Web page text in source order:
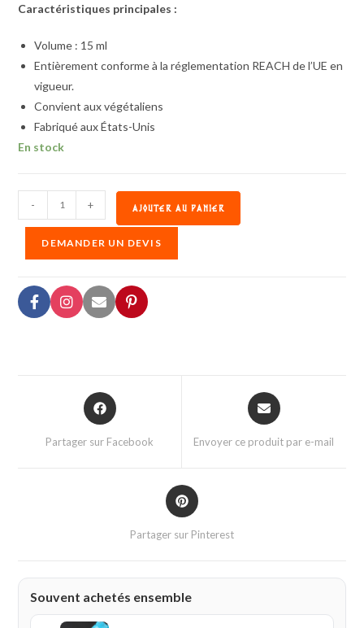
Caractéristiques principales :
Volume : 15 ml
Entièrement conforme à la réglementation REACH de l’UE en
vigueur.
Convient aux végétaliens
Fabriqué aux États-Unis
En stock
- + AJOUTER AU PANIER
DEMANDER UN DEVIS
Partager sur Facebook Envoyer ce produit par e-mail
Partager sur Pinterest
Souvent achetés ensemble